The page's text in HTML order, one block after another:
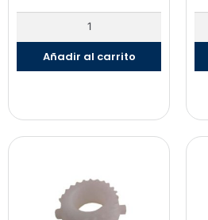
Añadir al carrito